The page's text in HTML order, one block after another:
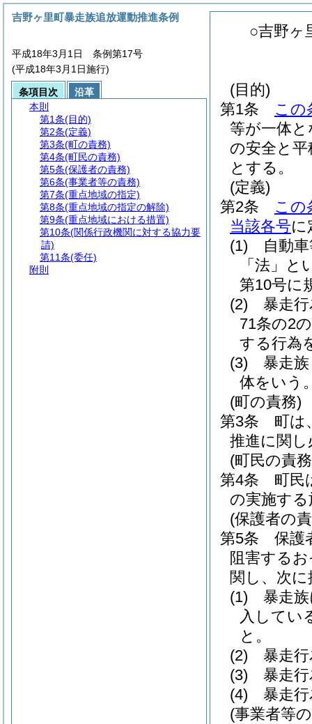
○吉野ヶ
(目的)
第1条
この
等が一体
の安全と
とする。
(定義)
第2条
この
当該各号に
(1)
自動
「法」と
第10号に
(2)
暴走
71条の2
する行為
(3)
暴走
体をいう
(町の責務)
第3条
町は
推進に関
(町民の責
第4条
町民
の実施す
(保護者の
第5条
保護
阻害する
関し、次
(1)
暴走
入してい
と。
(2)
暴走
(3)
暴走
(4)
暴走
(事業者等
吉野ヶ里町暴走族追放運動推進条例
平成18年3月1日 条例第17号
(平成18年3月1日施行)
条項目次
沿革
本則
第1条(目的)
第2条(定義)
第3条(町の責務)
第4条(町民の責務)
第5条(保護者の責務)
第6条(事業者等の責務)
第7条(重点地域の指定)
第8条(重点地域の指定の解除)
第9条(重点地域における措置)
第10条(関係行政機関に対する協力要
請)
第11条(委任)
附則